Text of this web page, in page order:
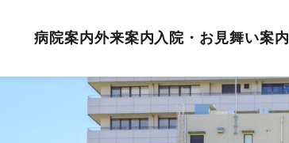
病院案内外来案内入院・お見舞い案内